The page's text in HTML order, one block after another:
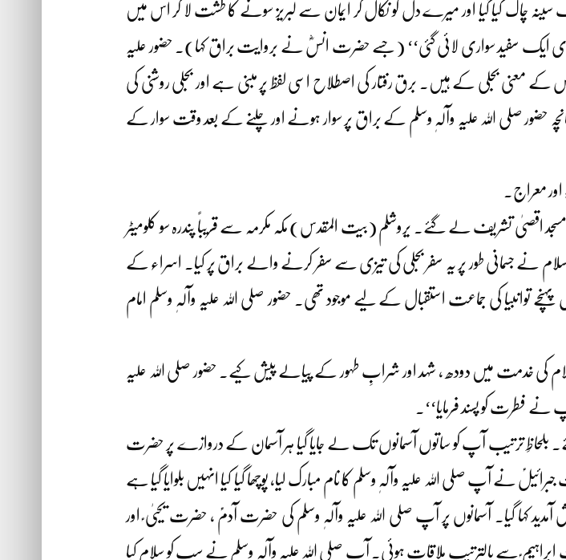
چاک کیا گیا اور میرے دل کو نکال کر ایمان سے لبریز سونے کا طشت لا کر اس میں
بڑی ایک سفید سواری لائی گئی‘‘ (جسے حضرت انسؓ نے بروایت براق کہا)۔ حضور علیہ
جس کے معنی بجلی کے ہیں۔ برق رفتار کی اصطلاح اسی لفظ پر مبنی ہے اور بجلی روشنی کی
صلی اللہ علیہ وآلہٖ وسلم کے براق پر سوار ہونے اور چلنے کے بعد وقت سوار کے
معراج۔
اقصیٰ تشریف لے گئے۔ یروشلم (بیت المقدس) مکہ مکرمہ سے قریباً پندرہ سو کلومیٹر
نے جسمانی طور پر یہ سفر بجلی کی تیزی سے سفر کرنے والے براق پر کیا۔ اسراء کے
توانبیا کی جماعت استقبال کے لیے موجود تھی۔ حضور صلی اللہ علیہ وآلہٖ وسلم امام
کی خدمت میں دودھ ، شہد اور شرابِ طہور کے پیالے پیش کیے۔ حضور صلی اللہ علیہ
نے فطرت کو پسند فرمایا‘‘۔
بلحاظِ ترتیب آپ کو ساتوں آسمانوں تک لے جایا گیا ہر آسمان کے دروازے پر حضرت
نے آپ صلی اللہ علیہ وآلہٖ وسلم کا نام مبارک لیا، پوچھا گیا کیا انہیں بلوایا گیا ہے
کہا گیا۔ آسمانوں پر آپ صلی اللہ علیہ وآلہٖ وسلم کی حضرت آدمؑ ، حضرت یحییٰ ؑ اور
سے بالترتیب ملاقات ہوئی۔ آپ صلی اللہ علیہ وآلہٖ وسلم نے سب کو سلام کیا